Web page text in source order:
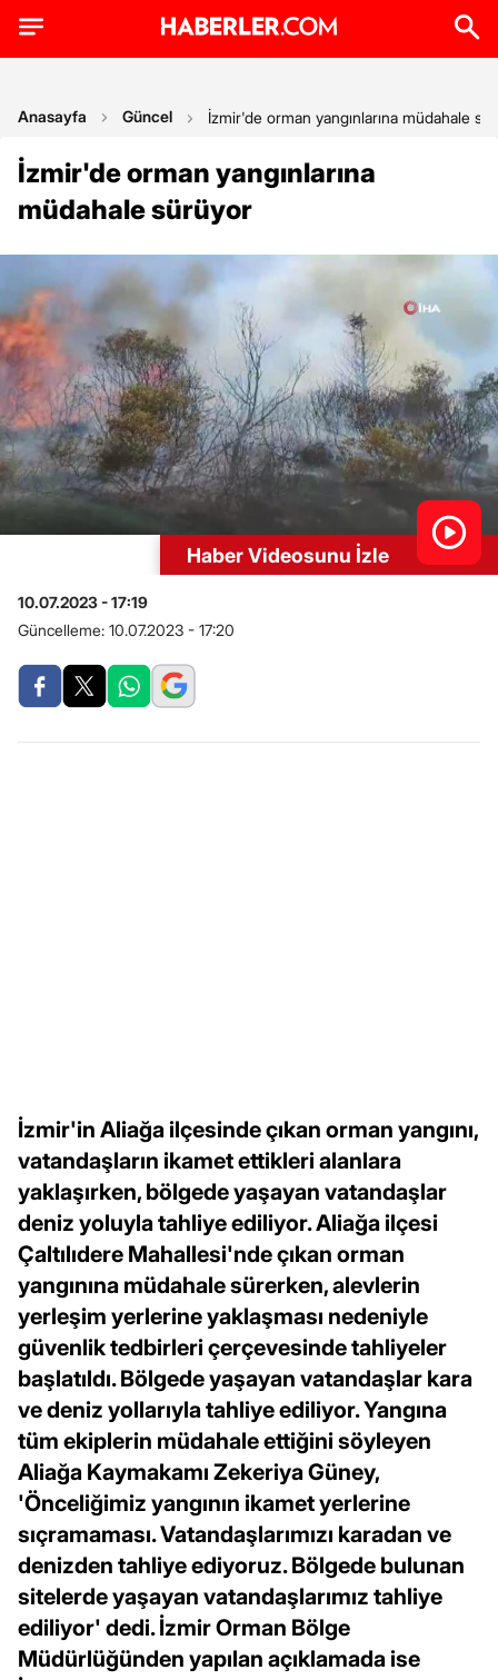
Anasayfa Güncel İzmir'de orman yangınlarına müdahale
İzmir'de orman yangınlarına
müdahale sürüyor
Haber Videosunu İzle
10.07.2023 - 17:19
Güncelleme: 10.07.2023 - 17:20
İzmir'in Aliağa ilçesinde çıkan orman yangını,
vatandaşların ikamet ettikleri alanlara
yaklaşırken, bölgede yaşayan vatandaşlar
deniz yoluyla tahliye ediliyor. Aliağa ilçesi
Çaltılıdere Mahallesi'nde çıkan orman
yangınına müdahale sürerken, alevlerin
yerleşim yerlerine yaklaşması nedeniyle
güvenlik tedbirleri çerçevesinde tahliyeler
başlatıldı. Bölgede yaşayan vatandaşlar kara
ve deniz yollarıyla tahliye ediliyor. Yangına
tüm ekiplerin müdahale ettiğini söyleyen
Aliağa Kaymakamı Zekeriya Güney,
'Önceliğimiz yangının ikamet yerlerine
sıçramaması. Vatandaşlarımızı karadan ve
denizden tahliye ediyoruz. Bölgede bulunan
sitelerde yaşayan vatandaşlarımız tahliye
ediliyor' dedi. İzmir Orman Bölge
Müdürlüğünden yapılan açıklamada ise